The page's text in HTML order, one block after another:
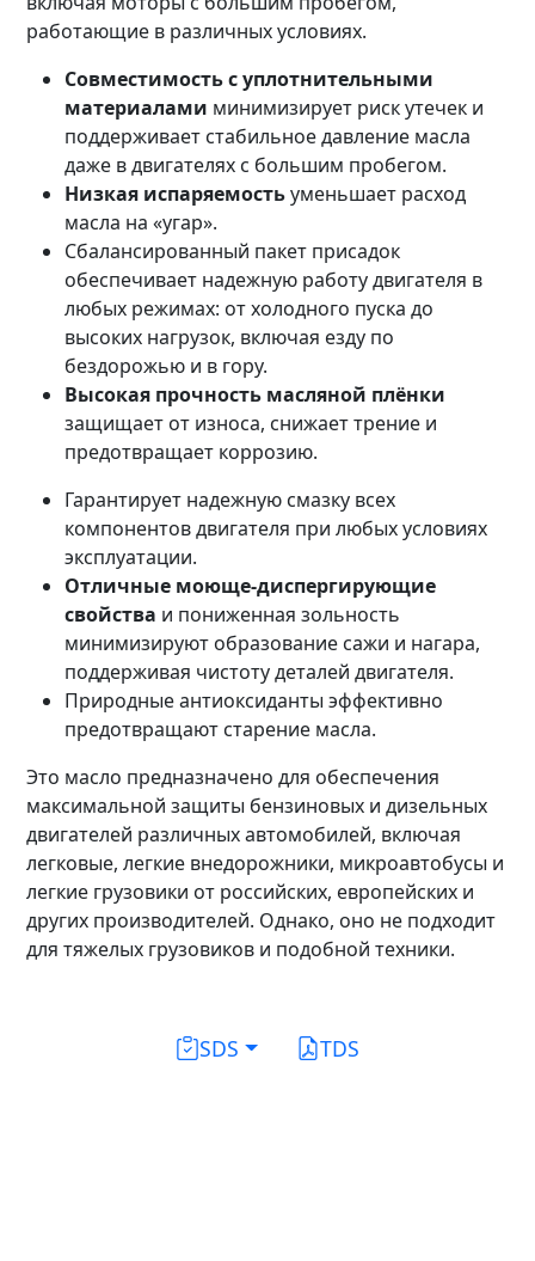
работающие в различных условиях.
Совместимость с уплотнительными
материалами минимизирует риск утечек и
поддерживает стабильное давление масла
даже в двигателях с большим пробегом.
Низкая испаряемостьуменьшает расход
масла на «угар».
Сбалансированный пакет присадок
обеспечивает надежную работу двигателя в
любых режимах: от холодного пуска до
высоких нагрузок, включая езду по
бездорожью и в гору.
Высокая прочность масляной плёнки
защищает от износа, снижает трение и
предотвращает коррозию.
Гарантирует надежную смазку всех
компонентов двигателя при любых условиях
эксплуатации.
Отличные моюще-диспергирующие
свойства и пониженная зольность
минимизируют образование сажи и нагара,
поддерживая чистоту деталей двигателя.
Природные антиоксиданты эффективно
предотвращают старение масла.
Это масло предназначено для обеспечения
максимальной защиты бензиновых и дизельных
двигателей различных автомобилей, включая
легковые, легкие внедорожники, микроавтобусы и
легкие грузовики от российских, европейских и
других производителей. Однако, оно не подходит
для тяжелых грузовиков и подобной техники.
SDS TDS